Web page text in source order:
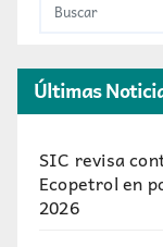
Últimas
SIC revisa
Ecopetrol en
2026